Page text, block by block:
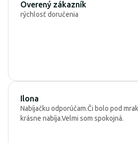
Overený zákazník
rýchlosť doručenia
Ilona
Nabíjačku odporúčam.Či bolo pod
krásne nabíja.Velmi som spokojná.